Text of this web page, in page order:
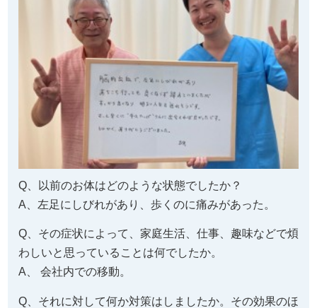
Q、以前のお体はどのような状態でしたか？
A、左足にしびれがあり、歩くのに痛みがあった。
Q、その症状によって、家庭生活、仕事、趣味などで煩
わしいと思っていることは何でしたか。
A、 会社内での移動。
Q、それに対して何か対策はしましたか。その効果のほ